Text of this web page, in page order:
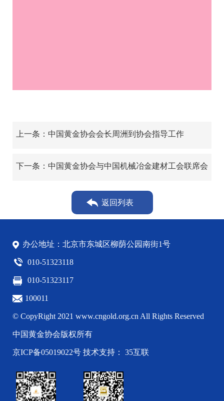
上一条：中国黄金协会会长周洲到协会指导工作
下一条：中国黄金协会与中国机械冶金建材工会联席会
返回列表
办公地址：北京市东城区柳荫公园南街1号
010-51323118
010-51323117
100011
© CopyRight 2021 www.cngold.org.cn All Rights Reserved
中国黄金协会版权所有
京ICP备05019022号技术支持： 35互联